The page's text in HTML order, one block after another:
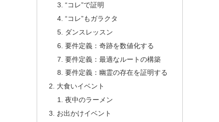
“コレ”で証明
“コレ”もガラクタ
ダンスレッスン
要件定義：奇跡を数値化する
要件定義：最適なルートの構築
要件定義：幽霊の存在を証明する
大食いイベント
夜中のラーメン
お出かけイベント